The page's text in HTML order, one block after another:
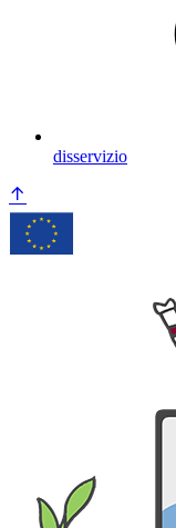
disservizio